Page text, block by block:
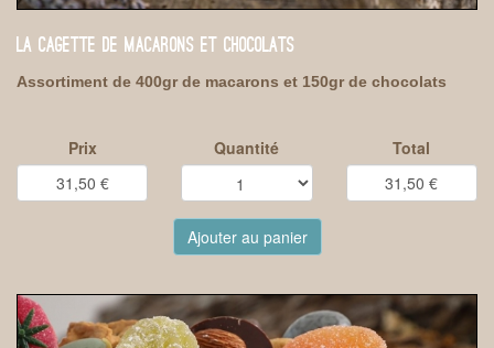
LA CAGETTE DE MACARONS ET CHOCOLATS
Assortiment de 400gr de macarons et 150gr de chocolats
Prix Quantité Total
Ajouter au panier